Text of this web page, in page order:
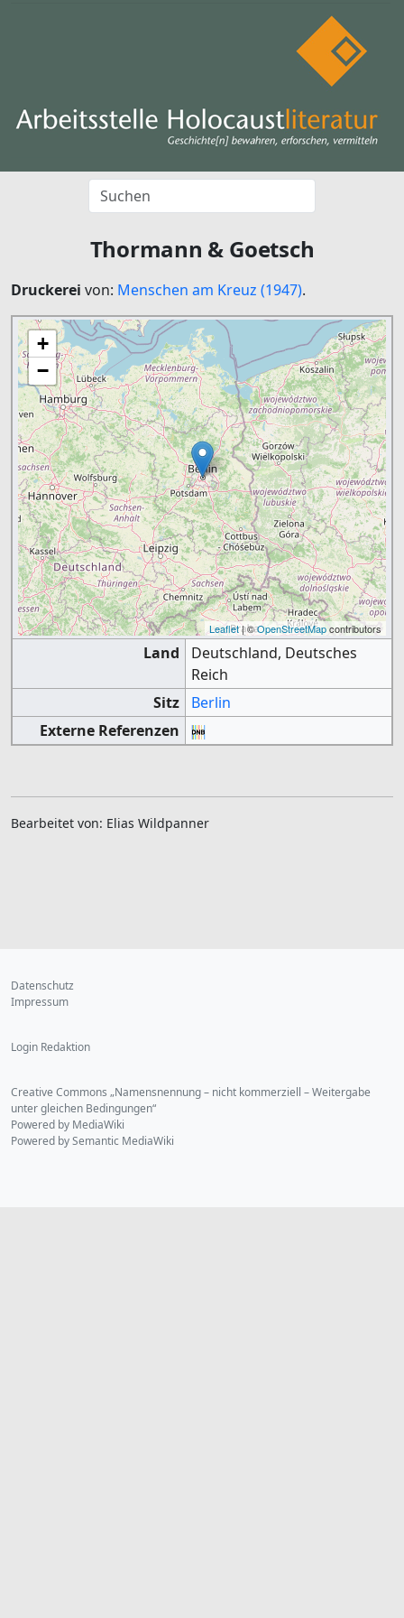
Thormann & Goetsch
Druckerei von: Menschen am Kreuz (1947).
+
−
Leaflet| ©OpenStreetMapcontributors
Land
Deutschland, Deutsches
Reich
Sitz
Berlin
Externe Referenzen
Bearbeitet von: Elias Wildpanner
Datenschutz
Impressum
Login Redaktion
Creative Commons „Namensnennung – nicht kommerziell – Weitergabe
unter gleichen Bedingungen“
Powered by MediaWiki
Powered by Semantic MediaWiki